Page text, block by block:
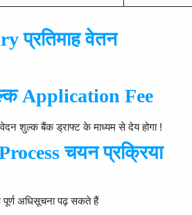
प्रतिमाह वेतन
Application Fee
शुल्क बैंक ड्राफ्ट के माध्यम से देय होगा !
चयन प्रक्रिया
अधिसूचना पढ़ सकते हैं